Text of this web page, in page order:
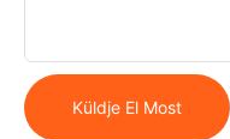
Küldje El Most